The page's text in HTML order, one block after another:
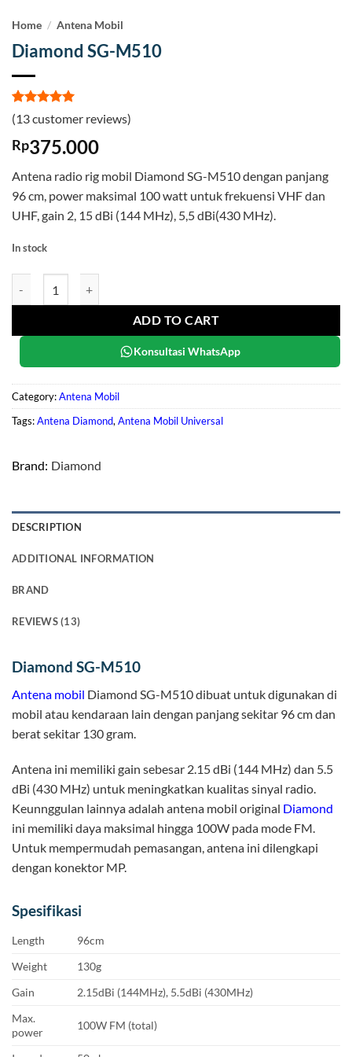
Home / Antena Mobil
Diamond SG-M510
Rated5
out of 5
based on
13
customer
(13customer reviews)
Rp375.000
Antena radio rig mobil Diamond SG-M510 dengan panjang
96 cm, power maksimal 100 watt untuk frekuensi VHF dan
UHF, gain 2, 15 dBi (144 MHz), 5,5 dBi(430 MHz).
In stock
ADD TO CART
Konsultasi WhatsApp
Category:Antena Mobil
Tags:Antena Diamond,Antena Mobil Universal
Brand: Diamond
DESCRIPTION
ADDITIONAL INFORMATION
BRAND
REVIEWS (13)
Diamond SG-M510
Antena mobil Diamond SG-M510 dibuat untuk digunakan di
mobil atau kendaraan lain dengan panjang sekitar 96 cm dan
berat sekitar 130 gram.
Antena ini memiliki gain sebesar 2.15 dBi (144 MHz) dan 5.5
dBi (430 MHz) untuk meningkatkan kualitas sinyal radio.
Keunnggulan lainnya adalah antena mobil original Diamond
ini memiliki daya maksimal hingga 100W pada mode FM.
Untuk mempermudah pemasangan, antena ini dilengkapi
dengan konektor MP.
Spesifikasi
Length
96cm
Weight
130g
Gain
2.15dBi (144MHz), 5.5dBi (430MHz)
Max.
power
100W FM (total)